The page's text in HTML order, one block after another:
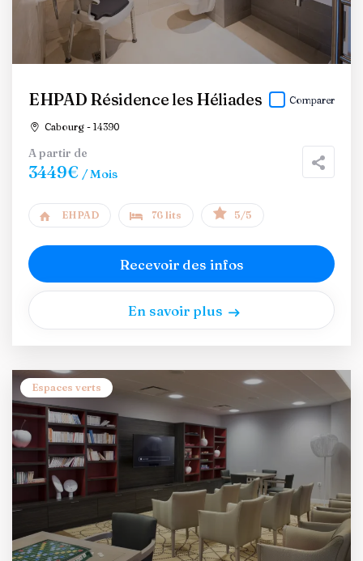
EHPAD Résidence les Héliades
Cabourg - 14390
Comparer
A partir de
3449€ / Mois
EHPAD 76 lits 5/5
Recevoir des infos
En savoir plus
Espaces verts